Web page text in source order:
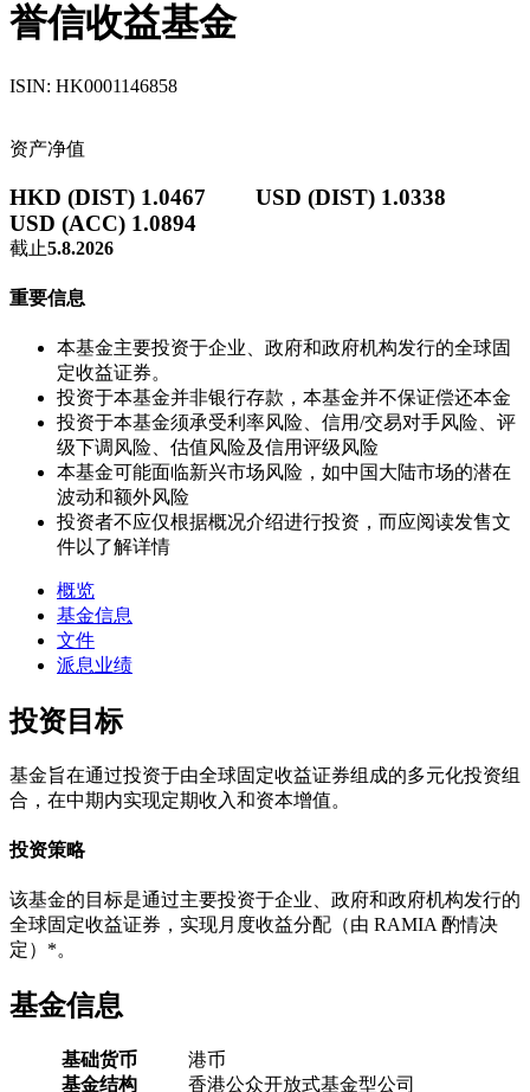
誉信收益基金
ISIN: HK0001146858
资产净值
HKD (DIST) 1.0467
USD (DIST) 1.0338
USD (ACC) 1.0894
截止5.8.2026
重要信息
本基金主要投资于企业、政府和政府机构发行的全球固
定收益证券。
投资于本基金并非银行存款，本基金并不保证偿还本金
投资于本基金须承受利率风险、信用/交易对手风险、评
级下调风险、估值风险及信用评级风险
本基金可能面临新兴市场风险，如中国大陆市场的潜在
波动和额外风险
投资者不应仅根据概况介绍进行投资，而应阅读发售文
件以了解详情
概览
基金信息
文件
派息业绩​
投资目标
基金旨在通过投资于由全球固定收益证券组成的多元化投资组
合，在中期内实现定期收入和资本增值。
投资策略
该基金的目标是通过主要投资于企业、政府和政府机构发行的
全球固定收益证券，实现月度收益分配（由 RAMIA 酌情决
定）*。
基金信息
基础货币
港币
基金结构
香港公众开放式基金型公司